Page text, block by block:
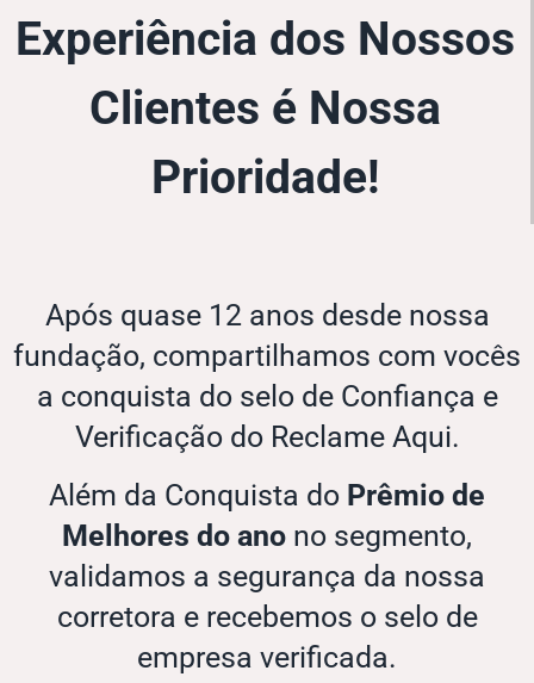
Experiência dos Nossos
Clientes é Nossa
Prioridade!
Após quase 12 anos desde nossa
fundação, compartilhamos com vocês
a conquista do selo de Confiança e
Verificação do Reclame Aqui.
Além da Conquista do Prêmio de
Melhores do ano no segmento,
validamos a segurança da nossa
corretora e recebemos o selo de
empresa verificada.